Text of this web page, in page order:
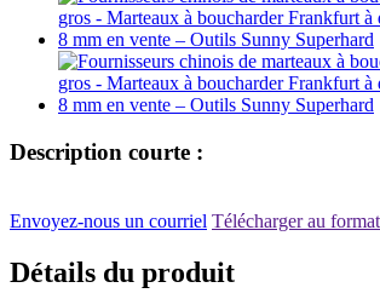
Description courte :
Envoyez-nous un courriel Télécharger au
Détails du produit